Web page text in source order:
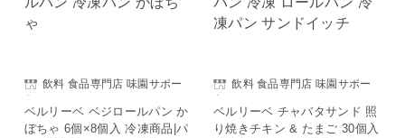
飲料 食品専門店 味園サポー
ト
ベルリーベ ベジロールパン か
ぼちゃ 6個×8個入 冷凍商品|パ
飲料 食品専門店 味園サポー
ト
ベルリーベ チャバタサンド 照
り焼きチキン & たまご 30個入